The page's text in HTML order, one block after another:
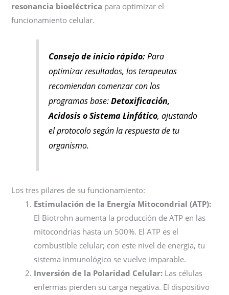
resonancia bioeléctrica para optimizar el
funcionamiento celular.
Consejo de inicio rápido:Para
optimizar resultados, los terapeutas
recomiendan comenzar con los
programas base:Detoxificación,
Acidosis o Sistema Linfático, ajustando
el protocolo según la respuesta de tu
organismo.
Los tres pilares de su funcionamiento:
Estimulación de la Energía Mitocondrial (ATP):
El Biotrohn aumenta la producción de ATP en las
mitocondrias hasta un 500%. El ATP es el
combustible celular; con este nivel de energía, tu
sistema inmunológico se vuelve imparable.
Inversión de la Polaridad Celular: Las células
enfermas pierden su carga negativa. El dispositivo